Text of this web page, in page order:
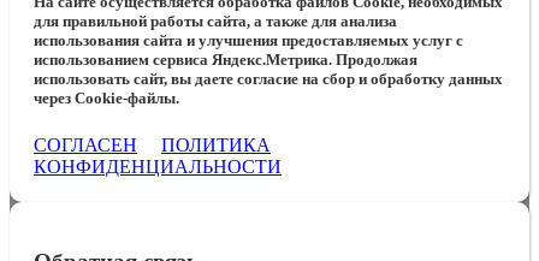
для правильной работы сайта, а также для анализа
использования сайта и улучшения предоставляемых услуг с
использованием сервиса Яндекс.Метрика. Продолжая
использовать сайт, вы даете согласие на сбор и обработку данных
через Cookie-файлы.
СОГЛАСЕН
ПОЛИТИКА
КОНФИДЕНЦИАЛЬНОСТИ